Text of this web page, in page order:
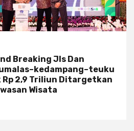
Breaking Jls Dan
Rp 2,9 Triliun Ditargetkan
Wisata